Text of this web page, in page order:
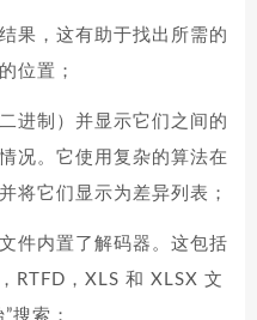
果，这有助于找出所需的
位置；
进制）并显示它们之间的
况。它使用复杂的算法在
将它们显示为差异列表；
件内置了解码器。这包括
RTFD，XLS 和 XLSX 文
搜索；